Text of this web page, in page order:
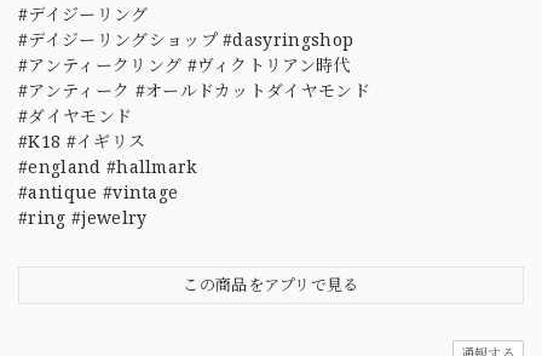
#デイジーリング
#デイジーリングショップ #dasyringshop
#アンティークリング #ヴィクトリアン時代
#アンティーク #オールドカットダイヤモンド
#ダイヤモンド
#K18 #イギリス
#england #hallmark
#antique #vintage
#ring #jewelry
この商品をアプリで見る